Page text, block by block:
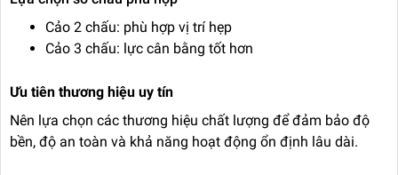
Cảo 2 chấu: phù hợp vị trí hẹp
Cảo 3 chấu: lực cân bằng tốt hơn
Ưu tiên thương hiệu uy tín
Nên lựa chọn các thương hiệu chất lượng để đảm bảo độ
bền, độ an toàn và khả năng hoạt động ổn định lâu dài.